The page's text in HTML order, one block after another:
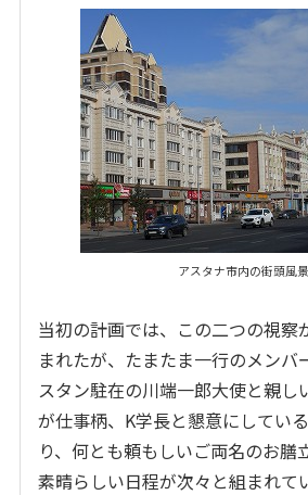
アスタナ市内の街頭風景
当初の計画では、この二つの視察
まれたが、たまたま一行のメンバ
スタン駐在の川端一郎大使と親し
が仕事柄、K学長と懇意にしてい
り、何とも頼もしいご両名のお膳
素晴らしい日程が次々と組まれて